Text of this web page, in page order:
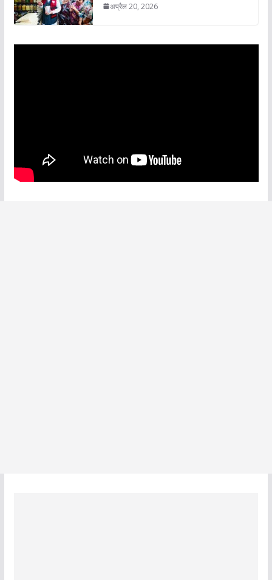
अप्रैल 20, 2026